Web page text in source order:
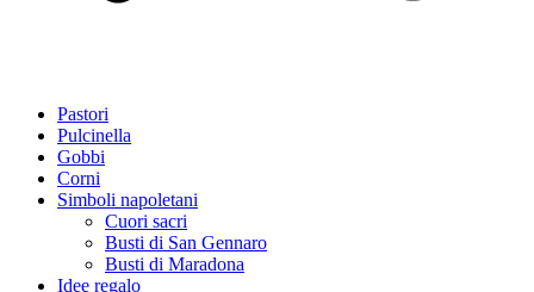
Pastori
Pulcinella
Gobbi
Corni
Simboli napoletani
Cuori sacri
Busti di San Gennaro
Busti di Maradona
Idee regalo